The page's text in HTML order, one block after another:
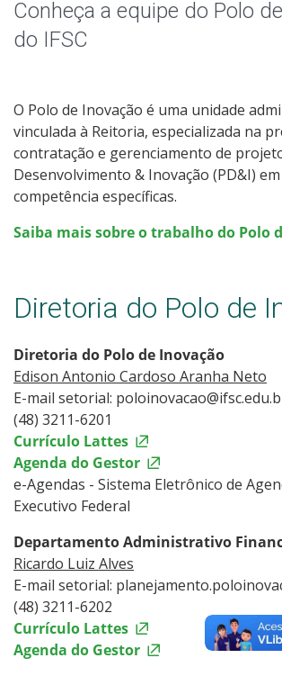
Pró-Reitoria de Extensão e Relações
Polo de Inovação
Câmpus
Polos EaD
Conheça a equipe do Polo
do IFSC
O Polo de Inovação é uma unidade
vinculada à Reitoria, especializada na
contratação e gerenciamento de
Desenvolvimento & Inovação (PD&I)
competência específicas.
Saiba mais sobre o trabalho do Polo
Diretoria do Polo de
Diretoria do Polo de Inovação
Edison Antonio Cardoso Aranha Neto
E-mail setorial:
(48) 3211-6201
Currículo Lattes
Agenda do Gestor
e-Agendas - Sistema Eletrônico de
Executivo Federal
Departamento Administrativo
Ricardo Luiz Alves
E-mail setorial:
(48) 3211-6202
Currículo Lattes
Agenda do Gestor